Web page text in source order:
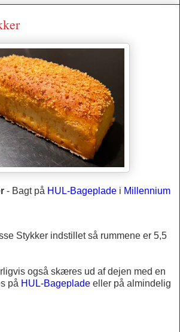
- Bagt på HUL-Bageplade i Millennium
Stykker indstillet så rummene er 5,5
også skæres ud af dejen med en
på HUL-Bageplade eller på almindelig